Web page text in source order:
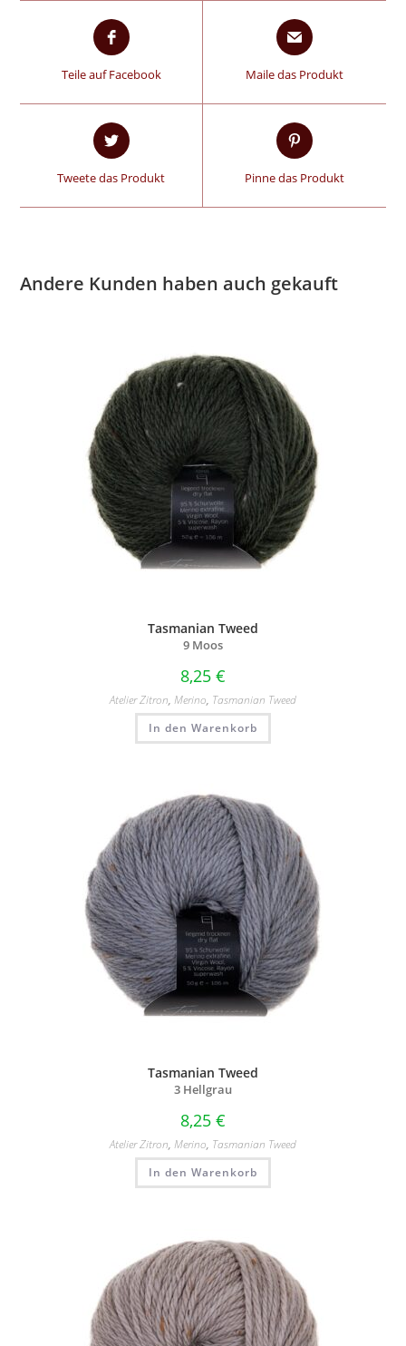
Teile auf Facebook Maile das Produkt
Tweete das Produkt Pinne das Produkt
Andere Kunden haben auch gekauft
Tasmanian Tweed
9 Moos
8,25 €
Atelier Zitron, Merino, Tasmanian Tweed
In den Warenkorb
Tasmanian Tweed
3 Hellgrau
8,25 €
Atelier Zitron, Merino, Tasmanian Tweed
In den Warenkorb